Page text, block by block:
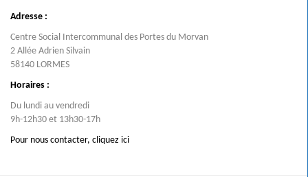
Adresse :
Centre Social Intercommunal des Portes du Morvan
2 Allée Adrien Silvain
58140 LORMES
Horaires :
Du lundi au vendredi
9h-12h30 et 13h30-17h
Pour nous contacter, cliquez ici